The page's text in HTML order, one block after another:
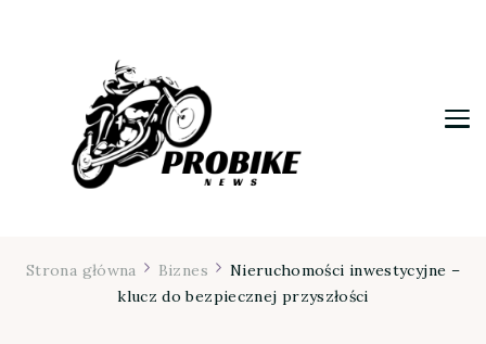
Strona główna Biznes
Nieruchomości inwestycyjne –
klucz do bezpiecznej przyszłości